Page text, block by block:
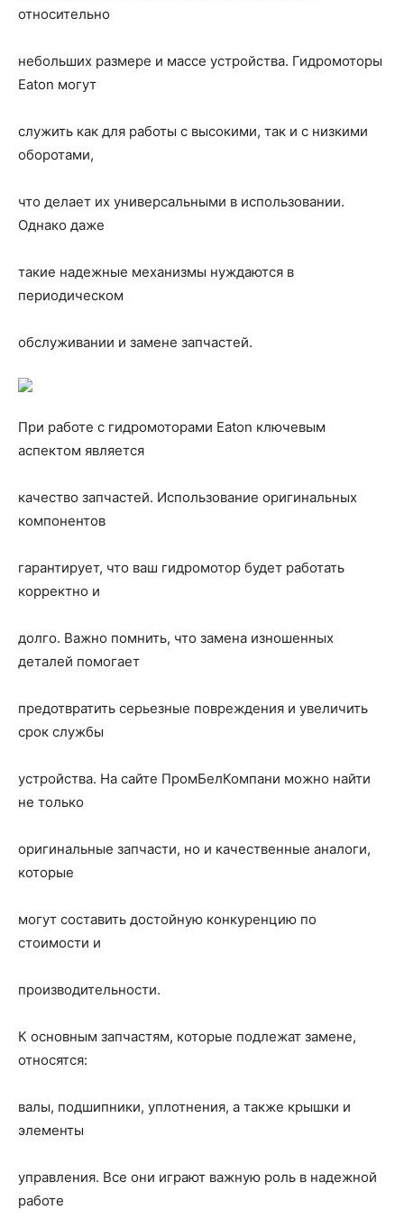
относительно
небольших размере и массе устройства. Гидромоторы
Eaton могут
служить как для работы с высокими, так и с низкими
оборотами,
что делает их универсальными в использовании.
Однако даже
такие надежные механизмы нуждаются в
периодическом
обслуживании и замене запчастей.
При работе с гидромоторами Eaton ключевым
аспектом является
качество запчастей. Использование оригинальных
компонентов
гарантирует, что ваш гидромотор будет работать
корректно и
долго. Важно помнить, что замена изношенных
деталей помогает
предотвратить серьезные повреждения и увеличить
срок службы
устройства. На сайте ПромБелКомпани можно найти
не только
оригинальные запчасти, но и качественные аналоги,
которые
могут составить достойную конкуренцию по
стоимости и
производительности.
К основным запчастям, которые подлежат замене,
относятся:
валы, подшипники, уплотнения, а также крышки и
элементы
управления. Все они играют важную роль в надежной
работе